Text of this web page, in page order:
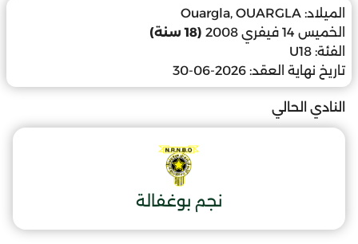
الميلاد: Ouargla, OUARGLA
الخميس 14 فيفري 2008
(18 سنة)
الفئة: U18
تاريخ نهاية العقد: 2026-06-30
النادي الحالي
نجم بوغفالة